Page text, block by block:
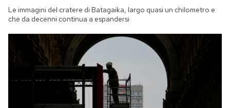
Le immagini del cratere di Batagaika, largo quasi un chilometro e
che da decenni continua a espandersi